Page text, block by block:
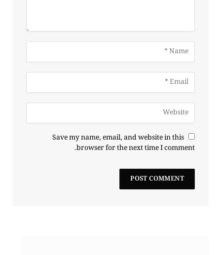
Save my name, email, and website in this
browser for the next time I comment.